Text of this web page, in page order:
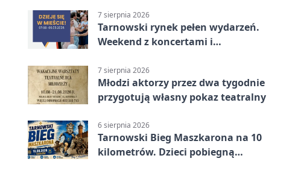
7 sierpnia 2026
Tarnowski rynek pełen wydarzeń.
Weekend z koncertami i
7 sierpnia 2026
Młodzi aktorzy przez dwa tygodnie
przygotują własny pokaz teatralny
6 sierpnia 2026
Tarnowski Bieg Maszkarona na 10
kilometrów. Dzieci pobiegną